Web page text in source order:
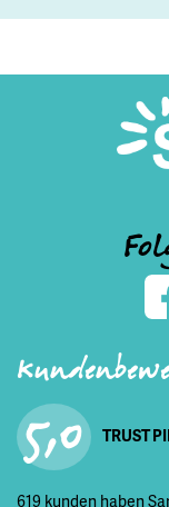
5,0 TRUST
619 kunden haben